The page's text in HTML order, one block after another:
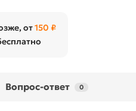
от150 ₽
Вопрос-ответ 0